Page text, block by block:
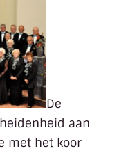
De
aan
met het koor